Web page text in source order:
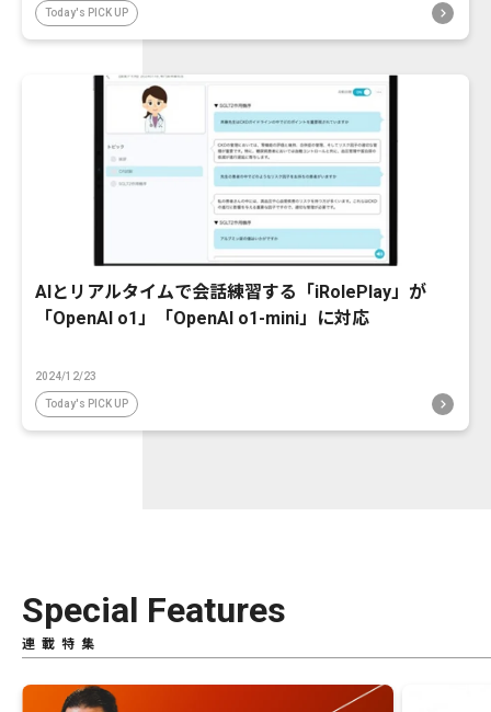
Today's PICK UP
AIとリアルタイムで会話練習する「iRolePlay」が
「OpenAI o1」「OpenAI o1-mini」に対応
2024/12/23
Today's PICK UP
Special Features
連載特集